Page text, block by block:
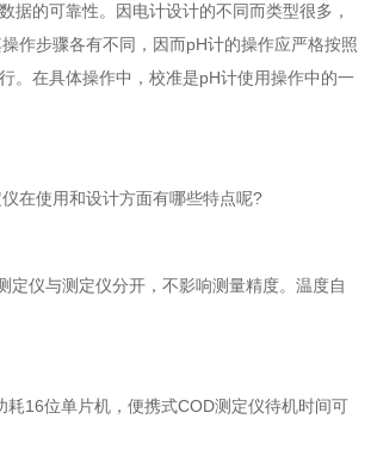
据的可靠性。因电计设计的不同而类型很多，
作步骤各有不同，因而pH计的操作应严格按照
。在具体操作中，校准是pH计使用操作中的一
使用和设计方面有哪些特点呢?
仪与测定仪分开，不影响测量精度。温度自
16位单片机，便携式COD测定仪待机时间可